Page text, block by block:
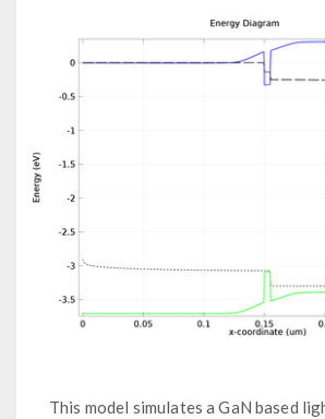
This model simulates a GaN based